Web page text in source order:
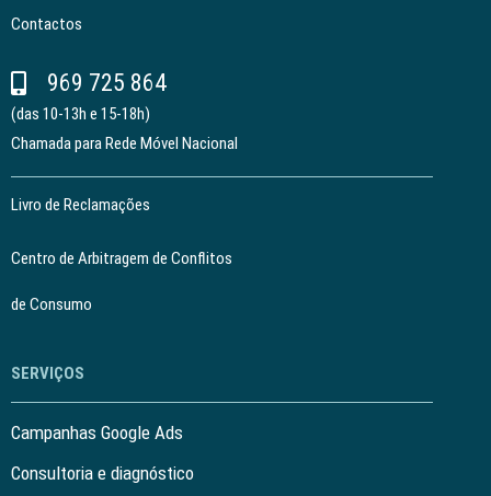
Contactos
969 725 864
(das 10-13h e 15-18h)
Chamada para Rede Móvel Nacional
Livro de Reclamações
Centro de Arbitragem de Conflitos
de Consumo
SERVIÇOS
Campanhas Google Ads
Consultoria e diagnóstico